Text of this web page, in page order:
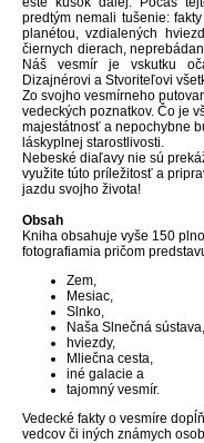
predtým nemali tušenie:
planétou, vzdialených
čiernych dierach,
Náš vesmír je vskutku
Dizajnérovi a Stvoriteľovi
Zo svojho vesmírneho
vedeckých poznatkov. Čo je
majestátnosť a nepochybne
láskyplnej starostlivosti.
Nebeské diaľavy nie sú
využite túto príležitosť a
jazdu svojho života!
Obsah
Kniha obsahuje vyše 150
fotografiamia pričom
Zem,
Mesiac,
Slnko,
Naša Slnečná sústava,
hviezdy,
Mliečna cesta,
iné galacie a
tajomný vesmír.
Vedecké fakty o vesmíre
vedcov či iných známych